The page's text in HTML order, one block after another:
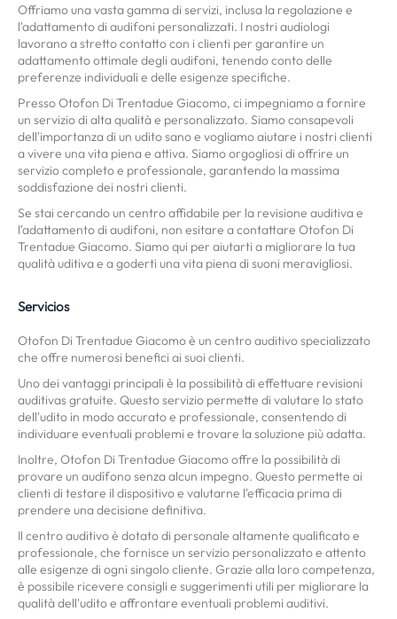
Offriamo una vasta gamma di servizi, inclusa la regolazione e
l'adattamento di audifoni personalizzati. I nostri audiologi
lavorano a stretto contatto con i clienti per garantire un
adattamento ottimale degli audifoni, tenendo conto delle
preferenze individuali e delle esigenze specifiche.
Presso Otofon Di Trentadue Giacomo, ci impegniamo a fornire
un servizio di alta qualità e personalizzato. Siamo consapevoli
dell'importanza di un udito sano e vogliamo aiutare i nostri clienti
a vivere una vita piena e attiva. Siamo orgogliosi di offrire un
servizio completo e professionale, garantendo la massima
soddisfazione dei nostri clienti.
Se stai cercando un centro affidabile per la revisione auditiva e
l'adattamento di audifoni, non esitare a contattare Otofon Di
Trentadue Giacomo. Siamo qui per aiutarti a migliorare la tua
qualità uditiva e a goderti una vita piena di suoni meravigliosi.
Servicios
Otofon Di Trentadue Giacomo è un centro auditivo specializzato
che offre numerosi benefici ai suoi clienti.
Uno dei vantaggi principali è la possibilità di effettuare revisioni
auditivas gratuite. Questo servizio permette di valutare lo stato
dell'udito in modo accurato e professionale, consentendo di
individuare eventuali problemi e trovare la soluzione più adatta.
Inoltre, Otofon Di Trentadue Giacomo offre la possibilità di
provare un audífono senza alcun impegno. Questo permette ai
clienti di testare il dispositivo e valutarne l'efficacia prima di
prendere una decisione definitiva.
Il centro auditivo è dotato di personale altamente qualificato e
professionale, che fornisce un servizio personalizzato e attento
alle esigenze di ogni singolo cliente. Grazie alla loro competenza,
è possibile ricevere consigli e suggerimenti utili per migliorare la
qualità dell'udito e affrontare eventuali problemi auditivi.